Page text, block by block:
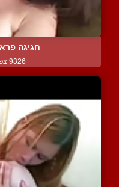
חגיגה
9326 צפיות